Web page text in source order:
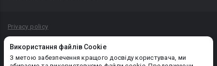
Використання файлів Cookie
З метою забезпечення кращого досвіду користувача, ми
Privacy policy
Політика конфіденційності